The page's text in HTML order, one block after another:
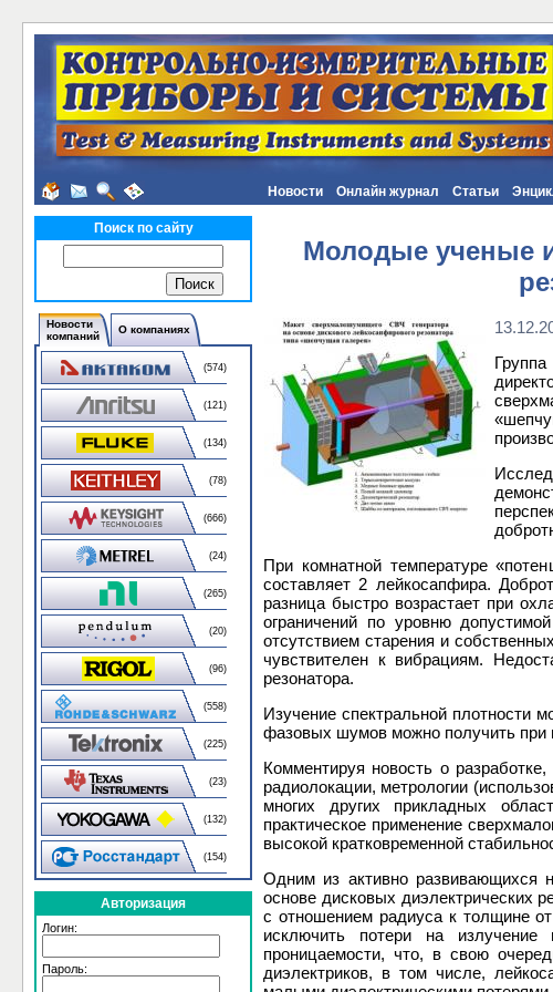
Новости Онлайн журнал Статьи
Поиск по сайту
Новости
компаний
О компаниях
(574)
(121)
(134)
(78)
(666)
(24)
(265)
(20)
(96)
(558)
(225)
(23)
(132)
(154)
Авторизация
Логин:
Пароль:
Молодые ученые
При комнатной температуре
составляет 2 лейкосапфира.
разница быстро возрастает при
ограничений по уровню
отсутствием старения и
чувствителен к вибрациям.
резонатора.
Изучение спектральной плотности
фазовых шумов можно получить при
Комментируя новость о
радиолокации, метрологии
многих других прикладных
практическое применение
высокой кратковременной
Одним из активно развивающихся
основе дисковых диэлектрических
с отношением радиуса к толщине
исключить потери на излучение
проницаемости, что, в свою
диэлектриков, в том числе,